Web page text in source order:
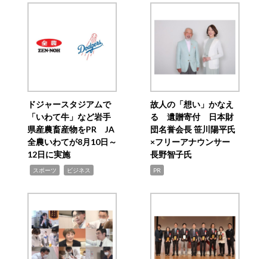
ドジャースタジアムで
「いわて牛」など岩手
県産農畜産物をPR JA
全農いわてが8月10日～
12日に実施
スポーツ ビジネス
故人の「想い」かなえ
る 遺贈寄付 日本財
団名誉会長 笹川陽平氏
×フリーアナウンサー
長野智子氏
PR